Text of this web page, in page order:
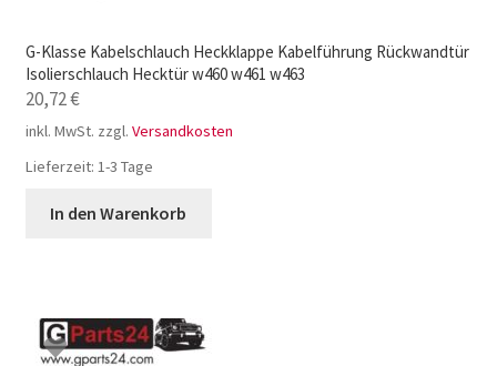
G-Klasse Kabelschlauch Heckklappe Kabelführung Rückwandtür
Isolierschlauch Hecktür w460 w461 w463
20,72€
inkl. MwSt. zzgl. Versandkosten
Lieferzeit: 1-3 Tage
In den Warenkorb